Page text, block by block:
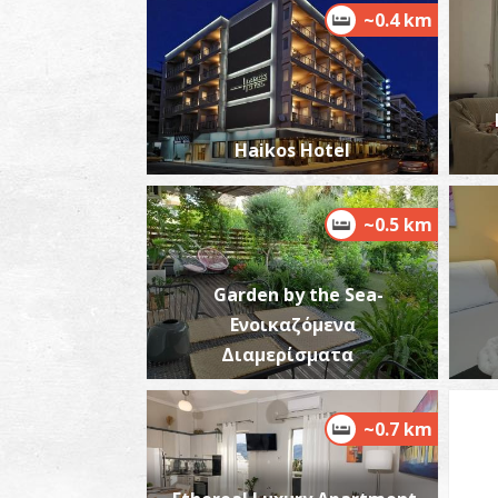
~0.4 km
Haikos Hotel
~0.5 km
Garden by the Sea-
Ενοικαζόμενα
Διαμερίσματα
~0.7 km